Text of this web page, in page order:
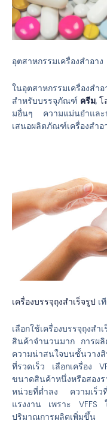
อุตสาหกรรมเครื่องสำอาง
ในอุตสาหกรรมเครื่องส
สำหรับบรรจุภัณฑ์ ครีม, โ
มอื่นๆ ความแม่นยำและ
เสนอผลิตภัณฑ์เครื่องสำ
เครื่องบรรจุถุงสำเร็จรูป เ
เลือกใช้เครื่องบรรจุถุงส
สินค้าจำนวนมาก การผ
ความน่าสนใจบนชั้นวาง
ที่รวดเร็ว เลือกเครื่อง
ขนาดสินค้าหนึ่งหรือสอง
หน่วยที่ต่ำลง ความเร็
แรงงาน เพราะ VFFS
ปริมาณการผลิตเพิ่มขึ้น